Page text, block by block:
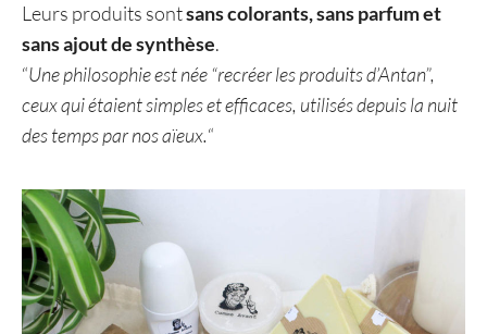
Leurs produits sontsans colorants, sans parfum et
sans ajout de synthèse.
“Une philosophie est née “recréer les produits d’Antan”,
ceux qui étaient simples et efficaces, utilisés depuis la nuit
des temps par nos aïeux.“